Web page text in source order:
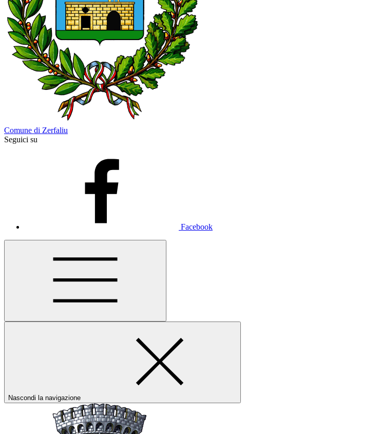
Comune di Zerfaliu
Seguici su
Facebook
Nascondi la navigazione